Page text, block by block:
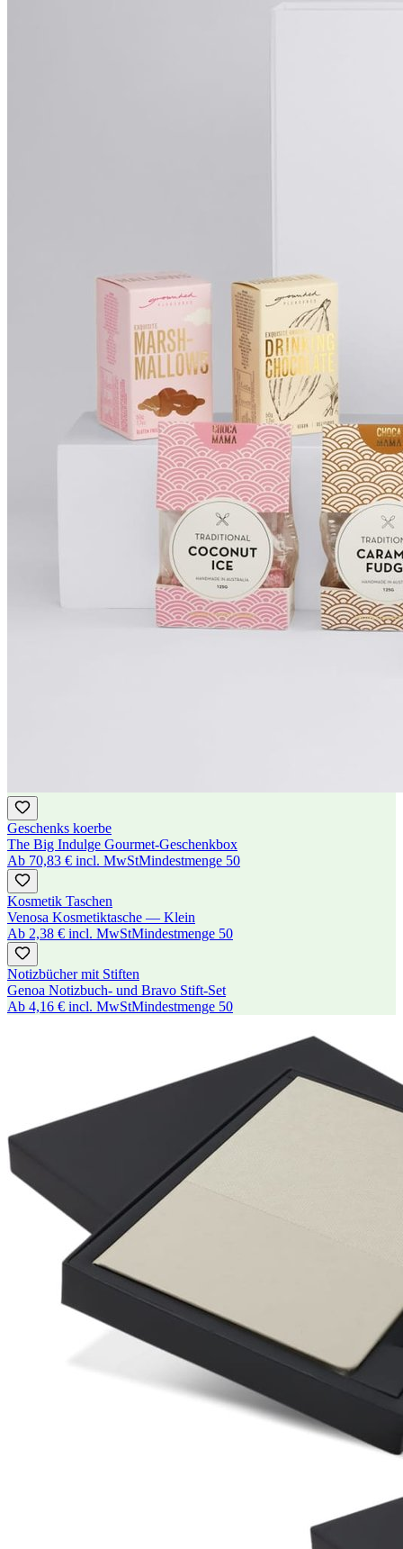
Geschenks koerbe
The Big Indulge Gourmet-Geschenkbox
Ab 70,83 € incl. MwStMindestmenge 50
Kosmetik Taschen
Venosa Kosmetiktasche — Klein
Ab 2,38 € incl. MwStMindestmenge 50
Notizbücher mit Stiften
Genoa Notizbuch- und Bravo Stift-Set
Ab 4,16 € incl. MwStMindestmenge 50